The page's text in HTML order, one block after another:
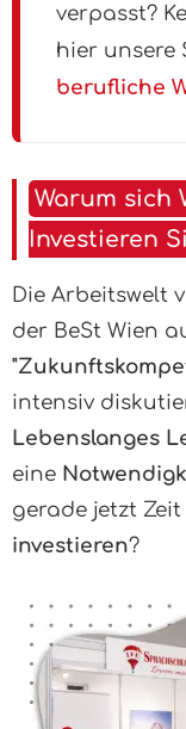
verpasst?
hier unsere
berufliche
Warum sich
Investieren
Die Arbeitswelt
der BeSt Wien
intensiv
Lebenslanges
eine
gerade jetzt
investieren?